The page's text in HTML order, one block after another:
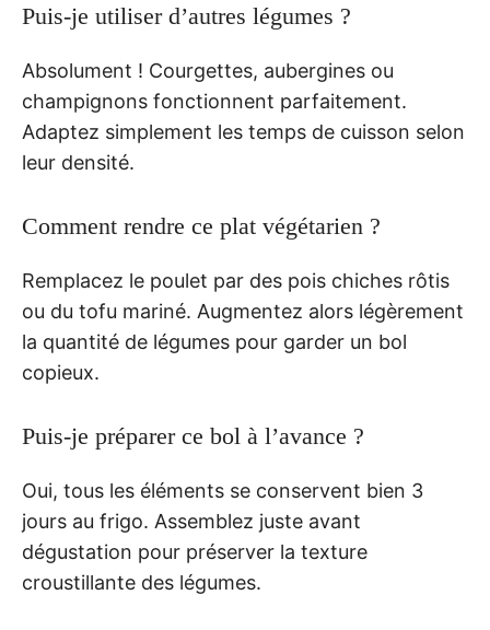
Puis-je utiliser d’autres légumes ?
Absolument ! Courgettes, aubergines ou
champignons fonctionnent parfaitement.
Adaptez simplement les temps de cuisson selon
leur densité.
Comment rendre ce plat végétarien ?
Remplacez le poulet par des pois chiches rôtis
ou du tofu mariné. Augmentez alors légèrement
la quantité de légumes pour garder un bol
copieux.
Puis-je préparer ce bol à l’avance ?
Oui, tous les éléments se conservent bien 3
jours au frigo. Assemblez juste avant
dégustation pour préserver la texture
croustillante des légumes.